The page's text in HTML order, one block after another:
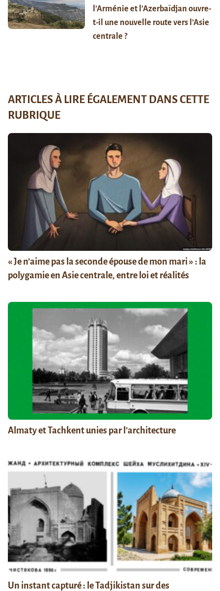
l’Arménie et l’Azerbaïdjan ouvre-
t-il une nouvelle route vers l’Asie
centrale ?
ARTICLES À LIRE ÉGALEMENT DANS CETTE
RUBRIQUE
« Je n’aime pas la seconde épouse de mon mari » : la
polygamie en Asie centrale, entre loi et réalités
Almaty et Tachkent unies par l’architecture
Un instant capturé : le Tadjikistan sur des